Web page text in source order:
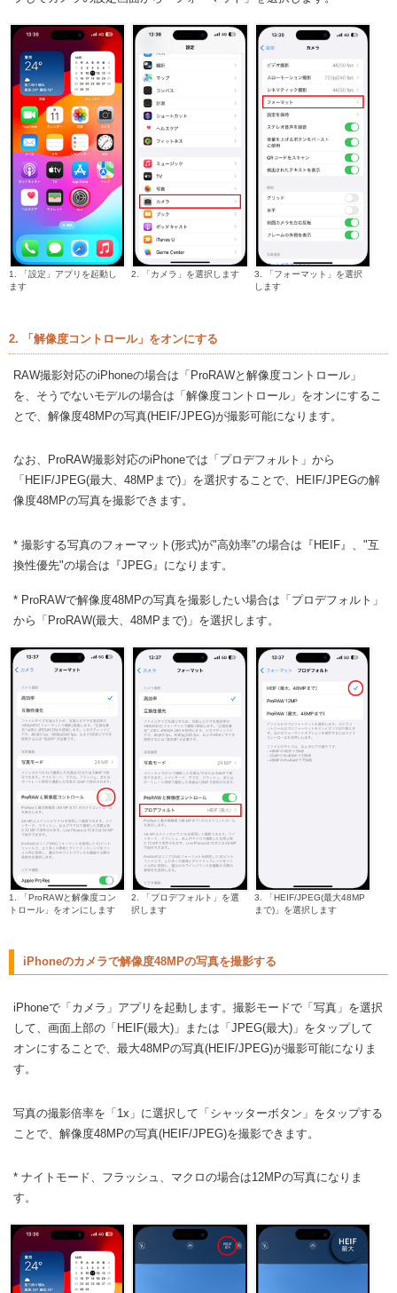
1. 「設定」アプリを起動し
ます
2. 「カメラ」を選択します
3. 「フォーマット」を選択
します
2. 「解像度コントロール」をオンにする
RAW撮影対応のiPhoneの場合は「ProRAWと解像度コントロール」
を、そうでないモデルの場合は「解像度コントロール」をオンにするこ
とで、解像度48MPの写真(HEIF/JPEG)が撮影可能になります。
なお、ProRAW撮影対応のiPhoneでは「プロデフォルト」から
「HEIF/JPEG(最大、48MPまで)」を選択することで、HEIF/JPEGの解
像度48MPの写真を撮影できます。
* 撮影する写真のフォーマット(形式)が"高効率"の場合は『HEIF』、"互
換性優先"の場合は『JPEG』になります。
* ProRAWで解像度48MPの写真を撮影したい場合は「プロデフォルト」
から「ProRAW(最大、48MPまで)」を選択します。
1. 「ProRAWと解像度コン
トロール」をオンにします
2. 「プロデフォルト」を選
択します
3. 「HEIF/JPEG(最大48MP
まで)」を選択します
iPhoneのカメラで解像度48MPの写真を撮影する
iPhoneで「カメラ」アプリを起動します。撮影モードで「写真」を選択
して、画面上部の「HEIF(最大)」または「JPEG(最大)」をタップして
オンにすることで、最大48MPの写真(HEIF/JPEG)が撮影可能になりま
す。
写真の撮影倍率を「1x」に選択して「シャッターボタン」をタップする
ことで、解像度48MPの写真(HEIF/JPEG)を撮影できます。
* ナイトモード、フラッシュ、マクロの場合は12MPの写真になりま
す。